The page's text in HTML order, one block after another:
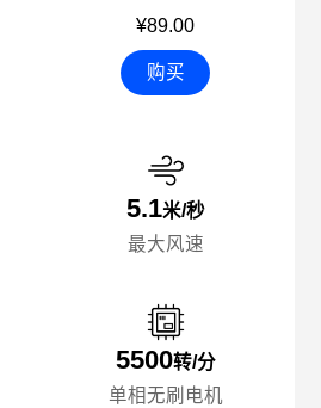
¥89.00
购买
5.1米/秒
最大风速
5500转/分
单相无刷电机